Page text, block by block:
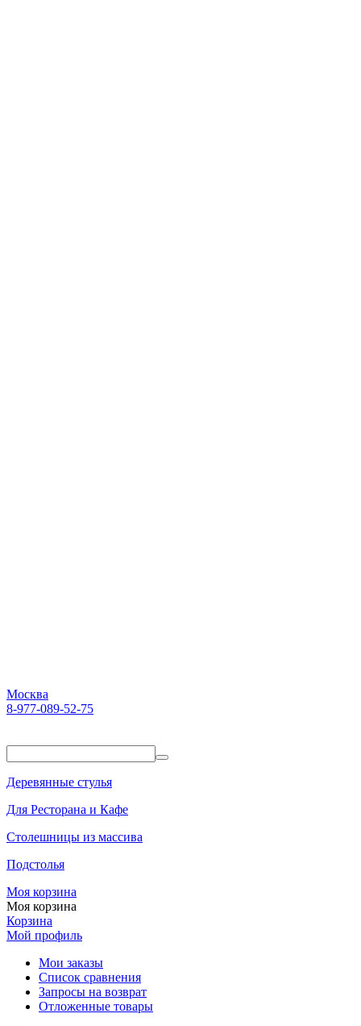
Москва
8-977-089-52-75
Деревянные стулья
Для Ресторана и Кафе
Столешницы из массива
Подстолья
Моя корзина
Моя корзина
Корзина
Мой профиль
Мои заказы
Список сравнения
Запросы на возврат
Отложенные товары